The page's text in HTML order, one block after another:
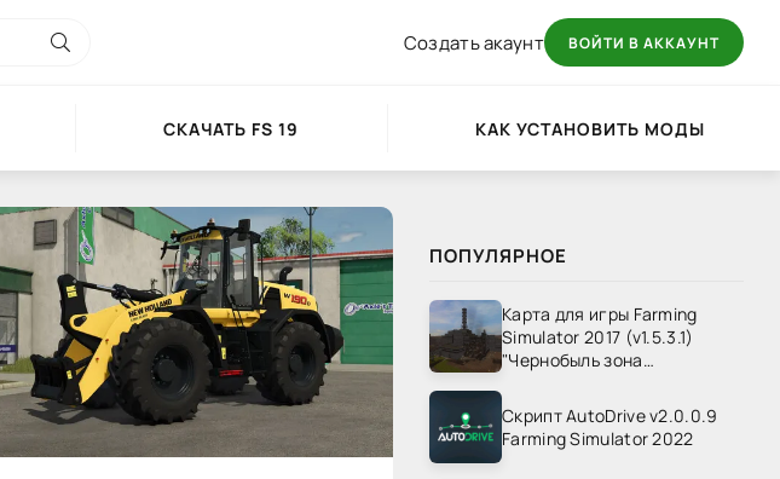
Создать акаунт ВОЙТИ В АККАУНТ
СКАЧАТЬ FS 19 КАК УСТАНОВИТЬ МОДЫ
ПОПУЛЯРНОЕ
Карта для игры Farming
Simulator 2017 (v1.5.3.1)
"Чернобыль зона
Скрипт AutoDrive v2.0.0.9
Farming Simulator 2022